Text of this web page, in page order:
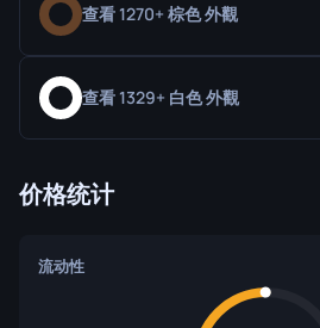
查看 1270+ 棕色 外觀
查看 1329+ 白色 外觀
价格统计
流动性